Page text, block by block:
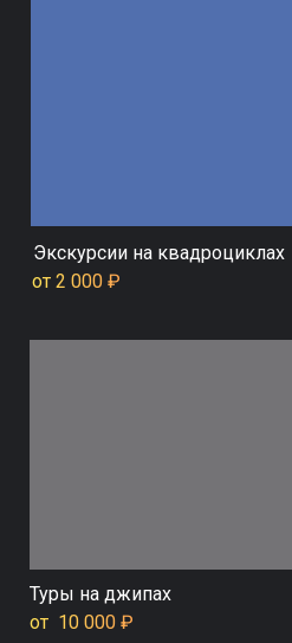
от 10 000 ₽
от 2 000 ₽
Экскурсии на квадроциклах
Туры на джипах